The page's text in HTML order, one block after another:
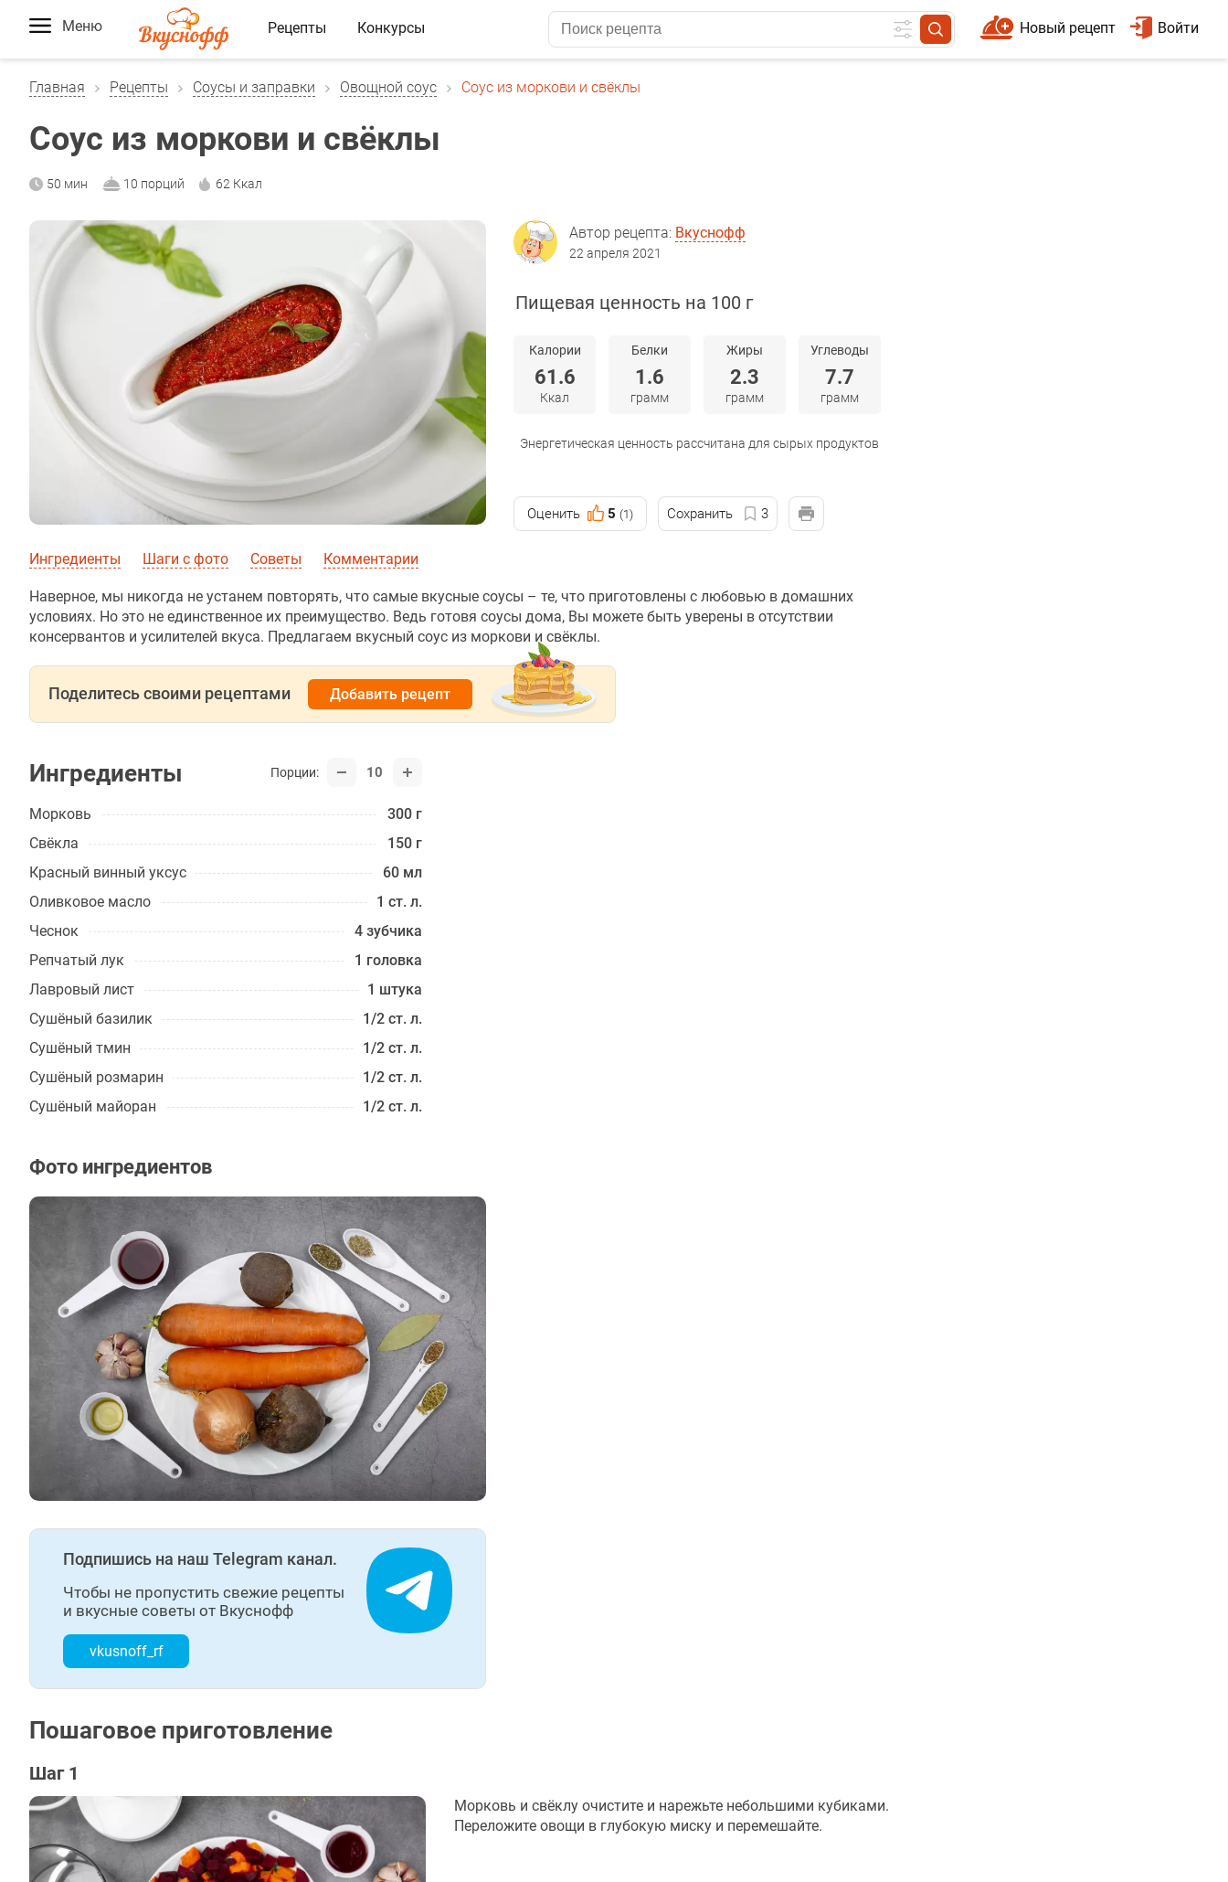
Меню Рецепты Конкурсы Войти
Новый рецепт
Главная Рецепты Соусы и заправки Овощной соус Соус из моркови и свёклы
Соус из моркови и свёклы
50 мин 10 порций 62 Ккал
Автор рецепта: Вкуснофф
22 апреля 2021
Пищевая ценность на 100 г
Калории
61.6
Ккал
Белки
1.6
грамм
Жиры
2.3
грамм
Углеводы
7.7
грамм
Энергетическая ценность рассчитана для сырых продуктов
Оценить 5 (1) Сохранить 3
Ингредиенты Шаги с фото Советы Комментарии
Наверное, мы никогда не устанем повторять, что самые вкусные соусы – те, что приготовлены с любовью в домашних
условиях. Но это не единственное их преимущество. Ведь готовя соусы дома, Вы можете быть уверены в отсутствии
консервантов и усилителей вкуса. Предлагаем вкусный соус из моркови и свёклы.
Поделитесь своими рецептами Добавить рецепт
Ингредиенты Порции: 10
Морковь
300 г
Свёкла
150 г
Красный винный уксус
60 мл
Оливковое масло
1 ст. л.
Чеснок
4 зубчика
Репчатый лук
1 головка
Лавровый лист
1 штука
Сушёный базилик
1/2 ст. л.
Сушёный тмин
1/2 ст. л.
Сушёный розмарин
1/2 ст. л.
Сушёный майоран
1/2 ст. л.
Фото ингредиентов
Подпишись на наш Telegram канал.
Чтобы не пропустить свежие рецепты
и вкусные советы от Вкуснофф
vkusnoff_rf
Пошаговое приготовление
Шаг 1
Морковь и свёклу очистите и нарежьте небольшими кубиками.
Переложите овощи в глубокую миску и перемешайте.